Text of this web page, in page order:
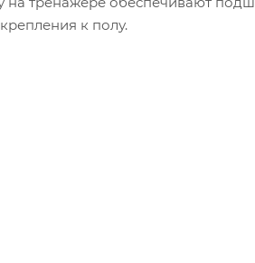
к полу.